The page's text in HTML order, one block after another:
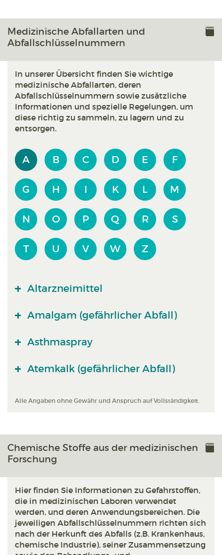
Medizinische Abfallarten und
Abfallschlüsselnummern
In unserer Übersicht finden Sie wichtige
medizinische Abfallarten, deren
Abfallschlüsselnummern sowie zusätzliche
Informationen und spezielle Regelungen, um
diese richtig zu sammeln, zu lagern und zu
entsorgen.
A B C D E F
G H I K L M
N O P Q R S
T U V W Z
Altarzneimittel
Amalgam (gefährlicher Abfall)
Asthmaspray
Atemkalk (gefährlicher Abfall)
Alle Angaben ohne Gewähr und Anspruch auf Vollständigkeit.
Chemische Stoffe aus der medizinischen
Forschung
Hier finden Sie Informationen zu Gefahrstoffen,
die in medizinischen Laboren verwendet
werden, und deren Anwendungsbereichen. Die
jeweiligen Abfallschlüsselnummern richten sich
nach der Herkunft des Abfalls (z.B. Krankenhaus,
chemische Industrie), seiner Zusammensetzung